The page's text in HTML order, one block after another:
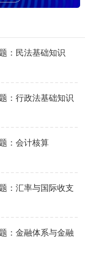
：民法基础知识
：行政法基础知识
：会计核算
：汇率与国际收支
：金融体系与金融